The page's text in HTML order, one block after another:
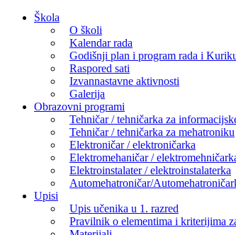
Skip
Škola
O školi
Kalendar rada
Godišnji plan i program rada i
Raspored sati
Izvannastavne aktivnosti
Galerija
Obrazovni programi
Tehničar / tehničarka za
Tehničar / tehničarka za mehatroniku
Elektroničar / elektroničarka
Elektromehaničar /
Elektroinstalater / elektroinstalaterka
Automehatroničar/
Upisi
Upis učenika u 1. razred
Pravilnik o elementima i kriterijima